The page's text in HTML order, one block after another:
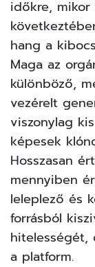
időkre,
hang a
Maga az
különböző,
vezérelt
viszonylag
képesek
Hosszasan
mennyiben
leleplező és
forrásból
hitelességét,
a platform.